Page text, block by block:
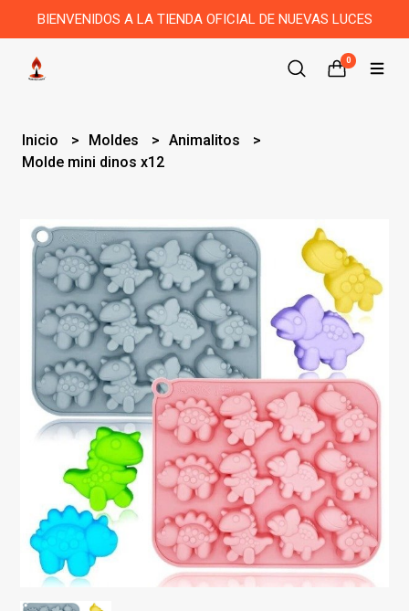
BIENVENIDOS A LA TIENDA OFICIAL DE NUEVAS LUCES
0
Inicio Moldes
Animalitos
Molde mini dinos x12